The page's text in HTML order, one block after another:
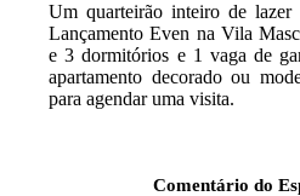
Um quarteirão inteiro de
Lançamento Even na Vila
e 3 dormitórios e 1 vaga de
apartamento decorado ou
para agendar uma visita.
Comentário do